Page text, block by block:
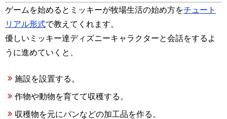
ゲームを始めるとミッキーが牧場生活の始め方をチュート
リアル形式で教えてくれます。
優しいミッキー達ディズニーキャラクターと会話をするよ
うに進めていくと、
施設を設置する。
作物や動物を育てて収穫する。
収穫物を元にパンなどの加工品を作る。